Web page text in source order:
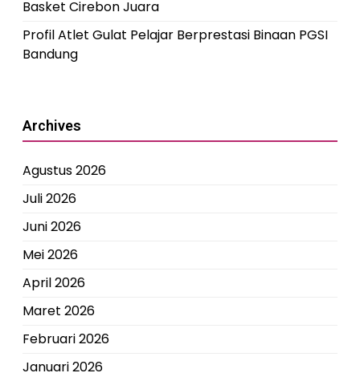
Basket Cirebon Juara
Profil Atlet Gulat Pelajar Berprestasi Binaan PGSI
Bandung
Archives
Agustus 2026
Juli 2026
Juni 2026
Mei 2026
April 2026
Maret 2026
Februari 2026
Januari 2026